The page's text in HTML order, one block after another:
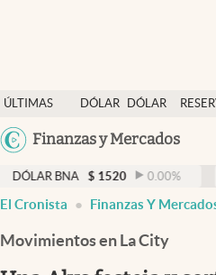
ÚLTIMAS
NOTICIAS
DÓLAR
DÓLAR
Finanzas y Mercados
Dólar
Members
Economía y Política
Finanzas y Mercados
Mercados Online
$ 1520 0.00% DÓLAR
El Cronista Finanzas Y
Movimientos en La City